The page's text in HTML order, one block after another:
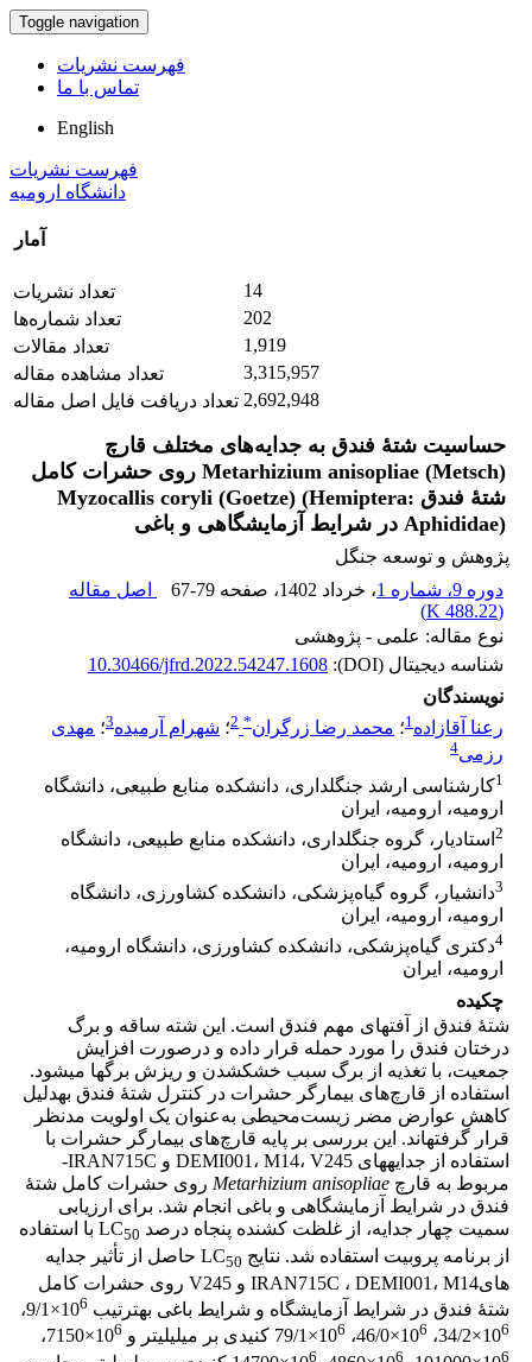
Toggle navigation
فهرست نشریات
تماس با ما
English
فهرست نشریات
دانشگاه ارومیه
آمار
تعداد نشریات
14
تعداد شماره‌ها
202
تعداد مقالات
1,919
تعداد مشاهده مقاله
3,315,957
تعداد دریافت فایل اصل مقاله 2,692,948
حساسیت شتۀ فندق به جدایه‌‌های مختلف قارچ
‏Metarhizium anisopliae (Metsch)‎‏ روی حشرات کامل
شتۀ ‏فندق ‏Myzocallis coryli (Goetze) (Hemiptera:
Aphididae‎)‎‏ در شرایط‎ ‎آزمایشگاهی و باغی
پژوهش و توسعه جنگل
دوره 9، شماره 1
، خرداد 1402 ، صفحه 67-79
اصل مقاله
(
488.22 K
)
نوع مقاله: علمی - پژوهشی
شناسه دیجیتال (DOI):
10.30466/jfrd.2022.54247.1608
نویسندگان
رعنا آقازاده 1؛ محمد رضا زرگران*
2؛ شهرام آرمیده3؛ مهدی
رزمی4
1کارشناسی ارشد جنگلداری، دانشکده منابع طبیعی، دانشگاه
ارومیه، ارومیه، ایران
2 استادیار، گروه جنگلداری، دانشکده منابع طبیعی، دانشگاه
ارومیه، ارومیه، ایران
3دانشیار، گروه گیاه‌پزشکی، دانشکده کشاورزی، دانشگاه
ارومیه، ارومیه، ایران
4دکتری گیاه‌پزشکی، دانشکده کشاورزی، دانشگاه ارومیه،
ارومیه، ایران
چکیده
شتۀ فندق از آفت‏های مهم فندق است. این شته ساقه و برگ
درختان فندق را مورد حمله قرار داده و درصورت افزایش
جمعیت، با تغذیه‌ از برگ سبب خشک­شدن و ریزش برگ­ها می‏شود.
استفاده از قارچ‌های بیمارگر حشرات در کنترل شتۀ فندق به­دلیل
کاهش عوارض مضر زیست‌محیطی به‌عنوان یک اولویت مدنظر
قرار گرفته­اند. این بررسی بر پایه­ قارچ‌های بیمارگر حشرات با
استفاده از جدایه­­های ­­DEMI001، M14، V245 و IRAN­715C­
مربوط به قارچ ­ Metarhizium anisopliae روی حشرات‌ کامل شتۀ‌
فندق در شرایط آزمایشگاهی و باغی انجام شد. برای ارزیابی
سمیت چهار جدایه، از غلظت کشنده پنجاه ‌درصد LC 50
با استفاده
از برنامه پروبیت استفاده شد. نتایج LC 50
حاصل از تأثیر جدایه­‌
هایIRAN715C ، DEMI001، M14 و V245 روی حشرات کامل
شتۀ فندق در شرایط آزمایشگاه و شرایط باغی به­ترتیب 10 6
×9/1،
106 ×34/2­، 10 6 ×46/0، 10 6 ×79/1 کنیدی بر میلی­لیتر و 10 6
×7150،
6
6
6